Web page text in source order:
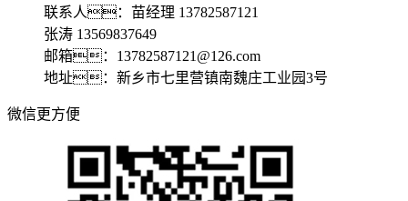
联系人：苗经理 13782587121
张涛 13569837649
邮箱：13782587121@126.com
地址：新乡市七里营镇南魏庄工业园3号
微信更方便